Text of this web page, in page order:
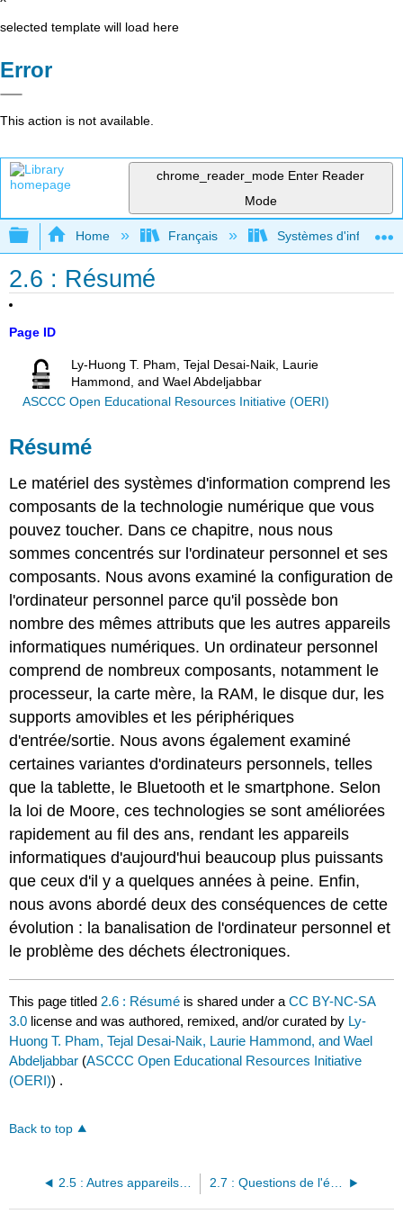
selected template will load here
Error
This action is not available.
chrome_reader_mode Enter Reader
Mode
Expand/collapse global hierarchy
Home Français Systèmes
2.6 : Résumé
Page ID
Ly-Huong T. Pham, Tejal Desai-Naik, Laurie
Hammond, and Wael Abdeljabbar
ASCCC Open Educational Resources Initiative (OERI)
Résumé
Le matériel des systèmes d'information comprend les
composants de la technologie numérique que vous
pouvez toucher. Dans ce chapitre, nous nous
sommes concentrés sur l'ordinateur personnel et ses
composants. Nous avons examiné la configuration de
l'ordinateur personnel parce qu'il possède bon
nombre des mêmes attributs que les autres appareils
informatiques numériques. Un ordinateur personnel
comprend de nombreux composants, notamment le
processeur, la carte mère, la RAM, le disque dur, les
supports amovibles et les périphériques
d'entrée/sortie. Nous avons également examiné
certaines variantes d'ordinateurs personnels, telles
que la tablette, le Bluetoothet le smartphone. Selon
la loi de Moore, ces technologies se sont améliorées
rapidement au fil des ans, rendant les appareils
informatiques d'aujourd'hui beaucoup plus puissants
que ceux d'il y a quelques années à peine. Enfin,
nous avons abordé deux des conséquences de cette
évolution : la banalisation de l'ordinateur personnel et
le problème des déchets électroniques.
This page titled 2.6 : Résumé is shared under aCC BY-NC-SA
3.0 license and was authored, remixed, and/or curated by Ly-
Huong T. Pham, Tejal Desai-Naik, Laurie Hammond, and Wael
Abdeljabbar (ASCCC Open Educational Resources Initiative
(OERI)) .
Back to top
2.5 : Autres appareils informatiques 2.7 : Questions de l'étude